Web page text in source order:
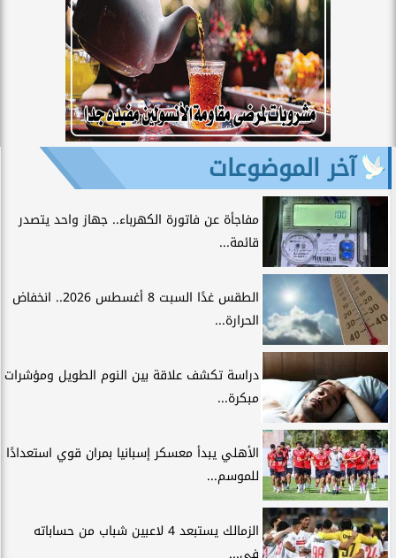
آخر الموضوعات
مفاجأة عن فاتورة الكهرباء.. جهاز واحد يتصدر
قائمة...
الطقس غدًا السبت 8 أغسطس 2026.. انخفاض
الحرارة...
دراسة تكشف علاقة بين النوم الطويل ومؤشرات
مبكرة...
الأهلي يبدأ معسكر إسبانيا بمران قوي استعدادًا
للموسم...
الزمالك يستبعد 4 لاعبين شباب من حساباته